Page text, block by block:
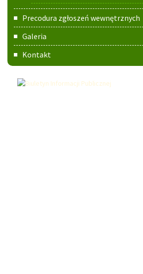
Precodura zgłoszeń wewnętrznych
Galeria
Kontakt